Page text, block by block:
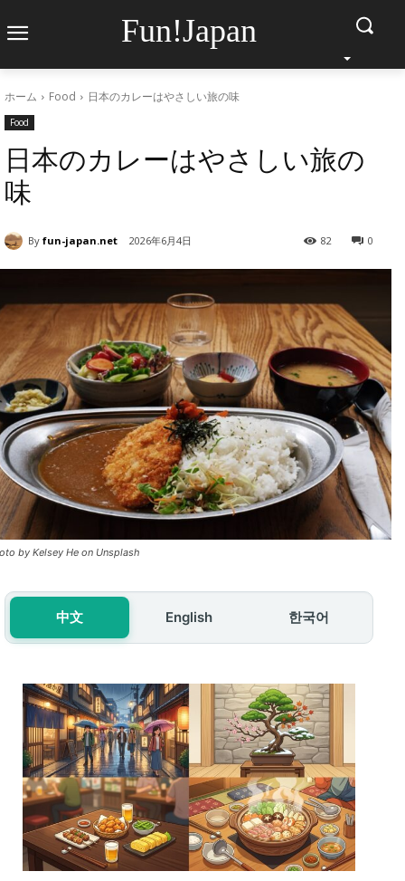
Fun!Japan
ホーム Food 日本のカレーはやさしい旅の味
Food
日本のカレーはやさしい旅の
味
By fun-japan.net 2026年6月4日 0
82
by Kelsey He on Unsplash
中文 English 한국어